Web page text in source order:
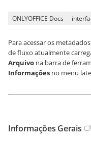
ONLYOFFICE Docs
Para acessar os
de fluxo atualmente
Arquivo na barra de
Informações no menu
Informações Gerais